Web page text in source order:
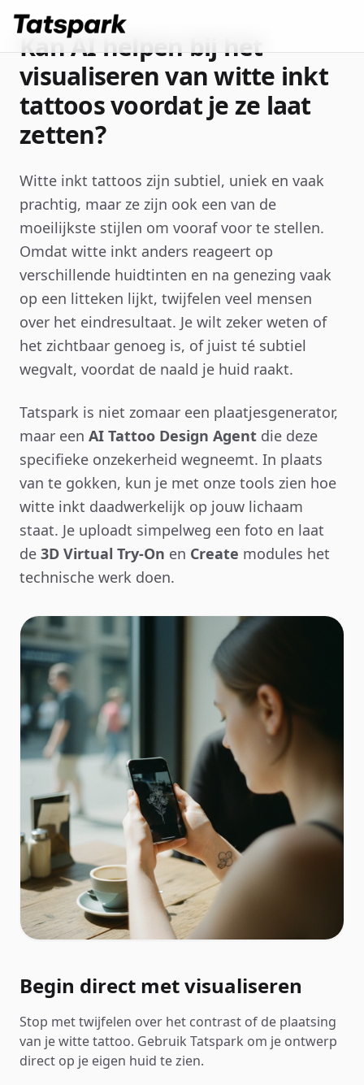
Kan AI helpen bij het
visualiseren van witte inkt
tattoos voordat je ze laat
zetten?
Witte inkt tattoos zijn subtiel, uniek en vaak
prachtig, maar ze zijn ook een van de
moeilijkste stijlen om vooraf voor te stellen.
Omdat witte inkt anders reageert op
verschillende huidtinten en na genezing vaak
op een litteken lijkt, twijfelen veel mensen
over het eindresultaat. Je wilt zeker weten of
het zichtbaar genoeg is, of juist té subtiel
wegvalt, voordat de naald je huid raakt.
Tatspark is niet zomaar een plaatjesgenerator,
maar een AI Tattoo Design Agent die deze
specifieke onzekerheid wegneemt. In plaats
van te gokken, kun je met onze tools zien hoe
witte inkt daadwerkelijk op jouw lichaam
staat. Je uploadt simpelweg een foto en laat
de 3D Virtual Try-On en Create modules het
technische werk doen.
Begin direct met visualiseren
Stop met twijfelen over het contrast of de plaatsing
van je witte tattoo. Gebruik Tatspark om je ontwerp
direct op je eigen huid te zien.